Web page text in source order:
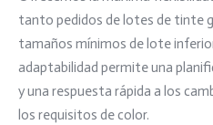
tanto pedidos de lotes de tinte
tamaños mínimos de lote
adaptabilidad permite una
y una respuesta rápida a los
los requisitos de color.